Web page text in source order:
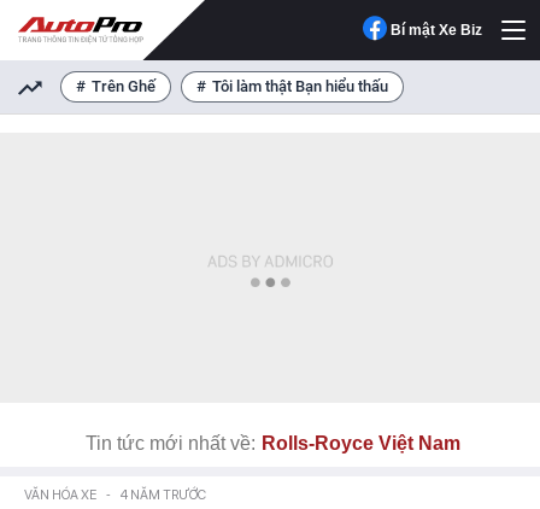
Bí mật Xe Biz
Trên Ghế Tôi làm thật Bạn hiểu thấu
Tin tức mới nhất về: Rolls-Royce Việt Nam
VĂN HÓA XE - 4 NĂM TRƯỚC